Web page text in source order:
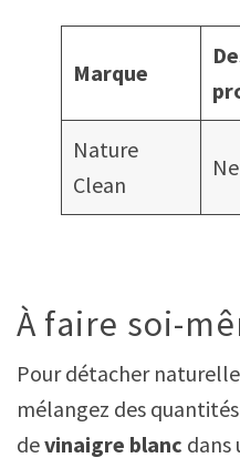
Marque
Nature
Clean
À faire soi-
Pour détacher
mélangez des quantités
devinaigre blanc dans